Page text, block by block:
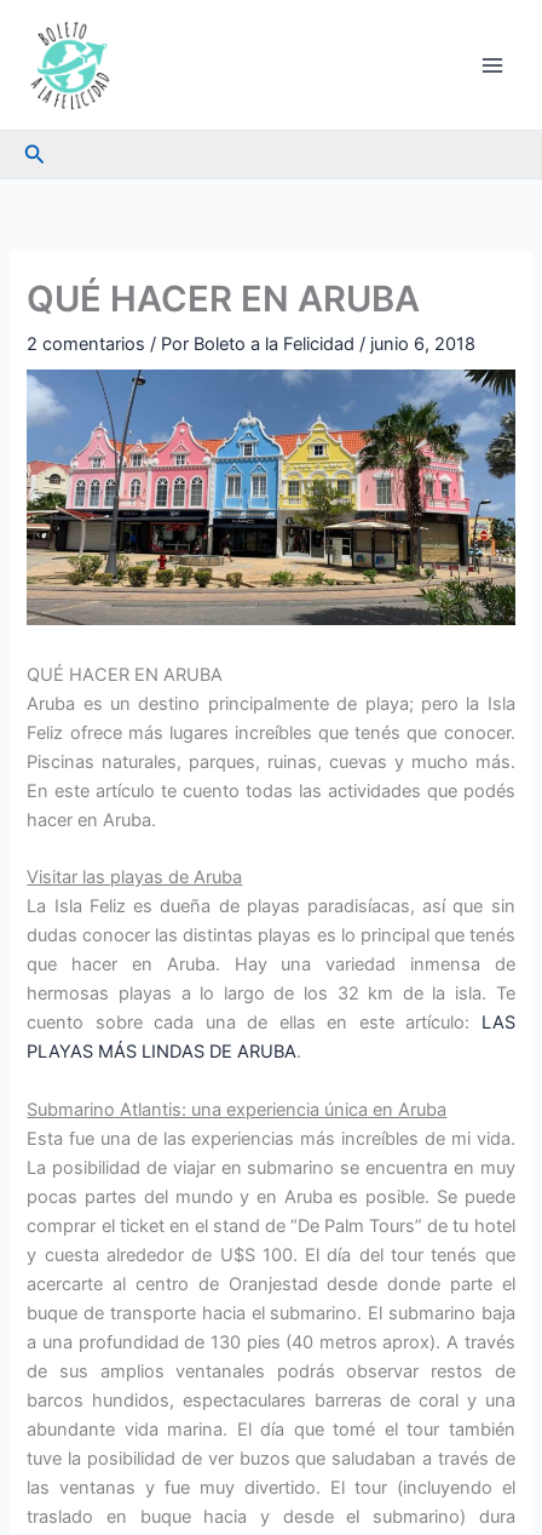
contenido
Buscar
QUÉ HACER EN ARUBA
2 comentarios / Por Boleto a la Felicidad/ junio 6, 2018
QUÉ HACER EN ARUBA
Aruba es un destino principalmente de playa; pero la Isla
Feliz ofrece más lugares increíbles que tenés que conocer.
Piscinas naturales, parques, ruinas, cuevas y mucho más.
En este artículo te cuento todas las actividades que podés
hacer en Aruba.
Visitar las playas de Aruba
La Isla Feliz es dueña de playas paradisíacas, así que sin
dudas conocer las distintas playas es lo principal que tenés
que hacer en Aruba. Hay una variedad inmensa de
hermosas playas a lo largo de los 32 km de la isla. Te
cuento sobre cada una de ellas en este artículo: LAS
PLAYAS MÁS LINDAS DE ARUBA.
Submarino Atlantis: una experiencia única en Aruba
Esta fue una de las experiencias más increíbles de mi vida.
La posibilidad de viajar en submarino se encuentra en muy
pocas partes del mundo y en Aruba es posible. Se puede
comprar el ticket en el stand de “De Palm Tours” de tu hotel
y cuesta alrededor de U$S 100. El día del tour tenés que
acercarte al centro de Oranjestad desde donde parte el
buque de transporte hacia el submarino. El submarino baja
a una profundidad de 130 pies (40 metros aprox). A través
de sus amplios ventanales podrás observar restos de
barcos hundidos, espectaculares barreras de coral y una
abundante vida marina. El día que tomé el tour también
tuve la posibilidad de ver buzos que saludaban a través de
las ventanas y fue muy divertido. El tour (incluyendo el
traslado en buque hacia y desde el submarino) dura